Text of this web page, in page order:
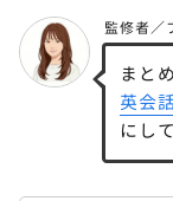
まと
英会
にし